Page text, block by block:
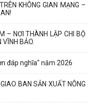
KHÔNG GIAN MẠNG –
– NƠI THÀNH LẬP CHI BỘ
BẢO.
đáp nghĩa" năm 2026
BAN SẢN XUẤT NÔNG